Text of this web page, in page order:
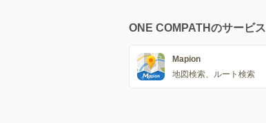
ONE COMPATHのサービス
Mapion
地図検索、ルート検索